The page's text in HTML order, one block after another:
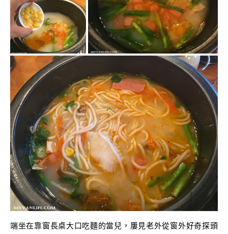
端坐在靠窗長桌大口吃麵的當兒，屢見老外從窗外好奇探頭